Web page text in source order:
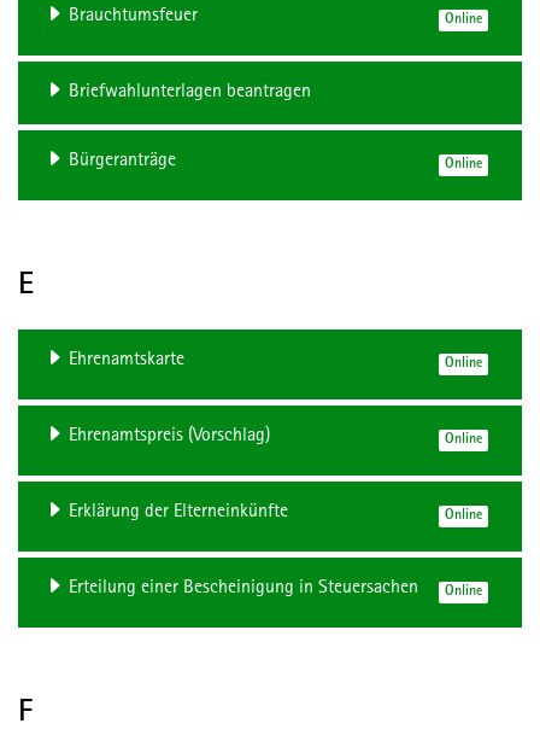
Brauchtumsfeuer Online
Briefwahlunterlagen beantragen
Bürgeranträge Online
E
Ehrenamtskarte Online
Ehrenamtspreis (Vorschlag) Online
Erklärung der Elterneinkünfte Online
Erteilung einer Bescheinigung in Steuersachen Online
F